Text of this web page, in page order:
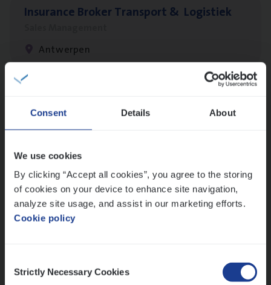
Consent Details About
We use cookies
By clicking “Accept all cookies”, you agree to the storing
of cookies on your device to enhance site navigation,
analyze site usage, and assist in our marketing efforts.
Cookie policy
Selection
Strictly Necessary Cookies
Insu­ran­ce Bro­ker Trans­port& Logistiek
Antwerpen
Lees onze verhalen
Meer dan collega’s: hoe Julie en Aurélie elkaar
Mathias houdt van diepgaande dossiers én droge
humor
Thalia zoekt graag oplossingen, in games én op het
werk
Ons sollicitatieproces